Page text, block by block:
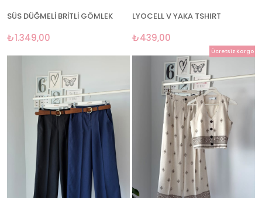
SÜS DÜĞMELİ BRİTLİ GÖMLEK
₺1.349,00
LYOCELL V YAKA TSHIRT
₺439,00
Ücretsiz Kargo